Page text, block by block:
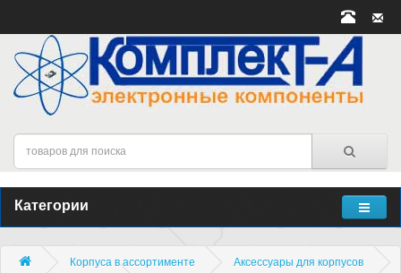
Категории
Корпуса в ассортименте
Аксессуары для корпусов